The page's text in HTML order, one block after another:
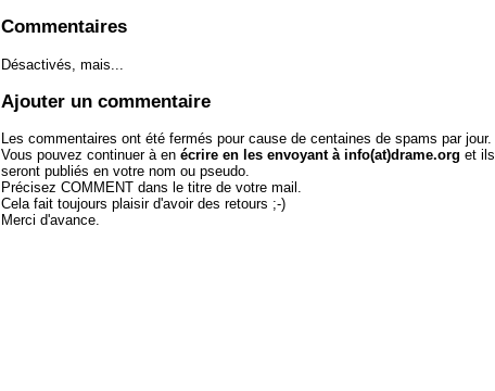
Commentaires
Désactivés, mais...
Ajouter un commentaire
Les commentaires ont été fermés pour cause de centaines de spams par jour.
Vous pouvez continuer à en écrire en les envoyant à info(at)drame.org et ils
seront publiés en votre nom ou pseudo.
Précisez COMMENT dans le titre de votre mail.
Cela fait toujours plaisir d'avoir des retours ;-)
Merci d'avance.